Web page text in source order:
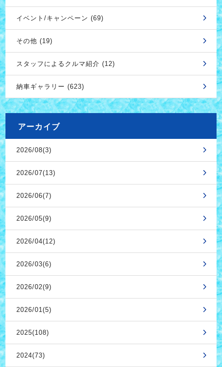
イベント/キャンペーン (69)
その他 (19)
スタッフによるクルマ紹介 (12)
納車ギャラリー (623)
アーカイブ
2026/08(3)
2026/07(13)
2026/06(7)
2026/05(9)
2026/04(12)
2026/03(6)
2026/02(9)
2026/01(5)
2025(108)
2024(73)